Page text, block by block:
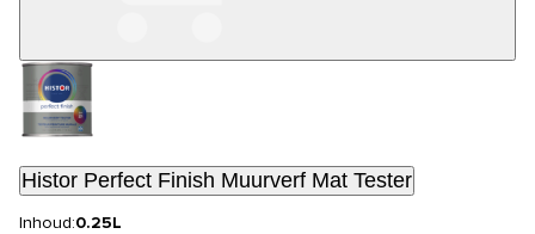
Histor Perfect Finish Muurverf Mat Tester
Inhoud:0.25L